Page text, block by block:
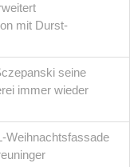
mit Durst-
seine
immer wieder
Weihnachtsfassade